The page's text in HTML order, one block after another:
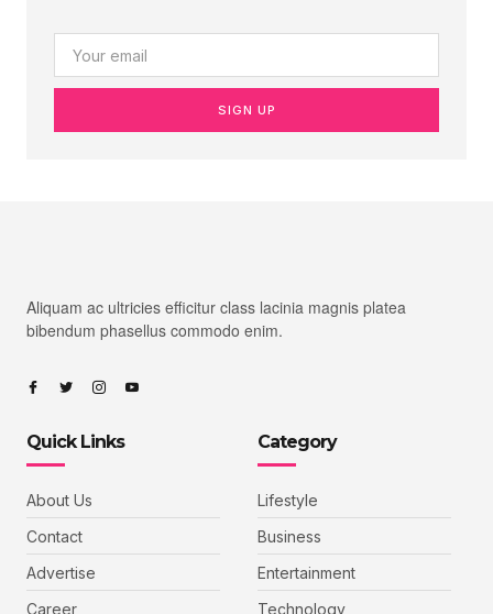
SIGN UP
Aliquam ac ultricies efficitur class lacinia magnis platea
bibendum phasellus commodo enim.
Quick Links
About Us
Contact
Advertise
Career
Category
Lifestyle
Business
Entertainment
Technology